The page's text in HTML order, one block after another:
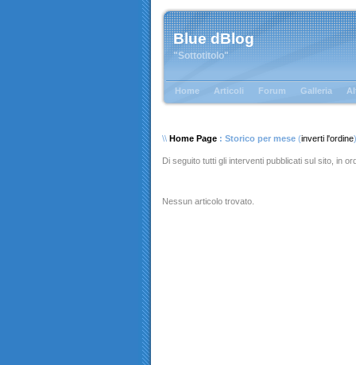
Blue dBlog
"Sottotitolo"
Home Articoli Forum Galleria
\\ Home Page : Storico per mese (inverti l'ordine)
Di seguito tutti gli interventi pubblicati sul sito, in
Nessun articolo trovato.